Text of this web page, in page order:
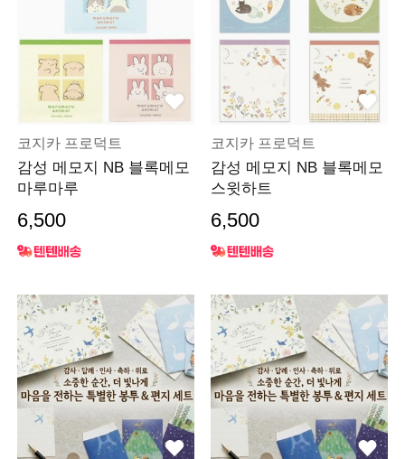
코지카 프로덕트
감성 메모지 NB 블록메모
마루마루
6,500
코지카 프로덕트
감성 메모지 NB 블록메모
스윗하트
6,500